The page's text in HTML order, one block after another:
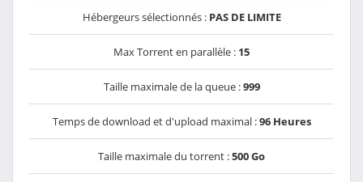
Hébergeurs sélectionnés : PAS DE LIMITE
Max Torrent en parallèle : 15
Taille maximale de la queue :999
Temps de download et d'upload maximal :96 Heures
Taille maximale du torrent :500 Go